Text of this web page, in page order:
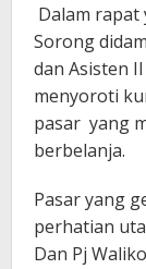
Dalam
Sorong
dan Asisten
menyoroti
pasar yang
berbelanja.
Pasar yang
perhatian
Dan Pj